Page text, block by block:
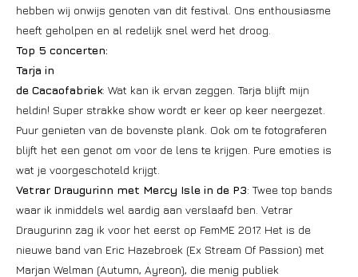
hebben wij onwijs genoten van dit festival. Ons enthousiasme
heeft geholpen en al redelijk snel werd het droog.
Top 5 concerten:
Tarja in
de Cacaofabriek: Wat kan ik ervan zeggen. Tarja blijft mijn
heldin! Super strakke show wordt er keer op keer neergezet.
Puur genieten van de bovenste plank. Ook om te fotograferen
blijft het een genot om voor de lens te krijgen. Pure emoties is
wat je voorgeschoteld krijgt.
Vetrar Draugurinn met Mercy Isle in de P3: Twee top bands
waar ik inmiddels wel aardig aan verslaafd ben. Vetrar
Draugurinn zag ik voor het eerst op FemME 2017. Het is de
nieuwe band van Eric Hazebroek (Ex Stream Of Passion) met
Marjan Welman (Autumn, Ayreon), die menig publiek